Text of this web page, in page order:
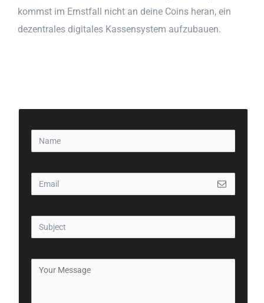
kommst im Ernstfall nicht an deine Coins heran, ein
dezentrales digitales Kassensystem aufzubauen.